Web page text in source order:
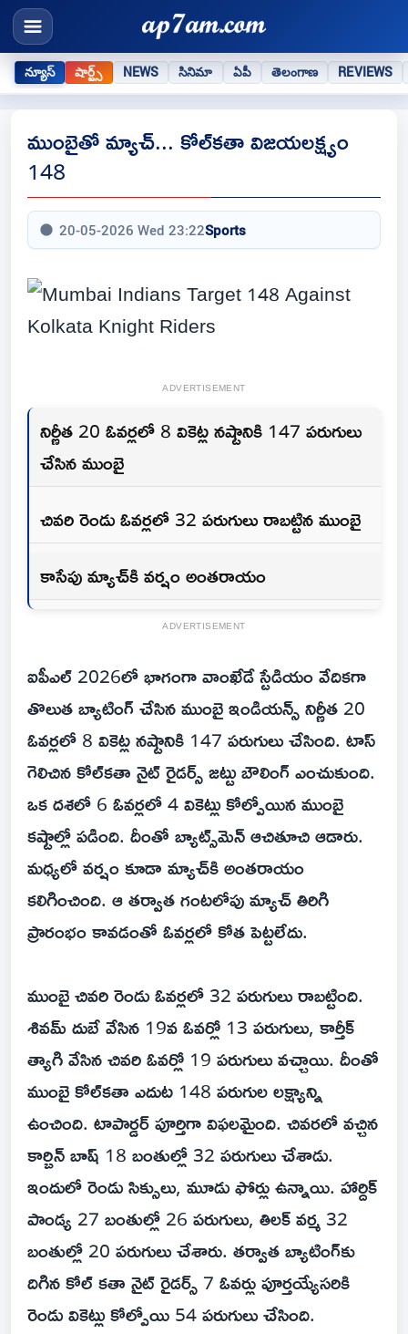
న్యూస్ షార్ట్స్ NEWS సినిమా ఏపీ తెలంగాణ REVIEWS
ముంబైతో మ్యాచ్... కోల్‌కతా విజయలక్ష్యం
148
20-05-2026 Wed 23:22Sports
ADVERTISEMENT
నిర్ణీత 20 ఓవర్లలో 8 వికెట్ల నష్టానికి 147 పరుగులు
చేసిన ముంబై
చివరి రెండు ఓవర్లలో 32 పరుగులు రాబట్టిన ముంబై
కాసేపు మ్యాచ్‌కి వర్షం అంతరాయం
ADVERTISEMENT
ఐపీఎల్ 2026లో భాగంగా వాంఖేడే స్టేడియం వేదికగా
తొలుత బ్యాటింగ్ చేసిన ముంబై ఇండియన్స్ నిర్ణీత 20
ఓవర్లలో 8 వికెట్ల నష్టానికి 147 పరుగులు చేసింది. టాస్
గెలిచిన కోల్‌కతా నైట్ రైడర్స్ జట్టు బౌలింగ్ ఎంచుకుంది.
ఒక దశలో 6 ఓవర్లలో 4 వికెట్లు కోల్పోయిన ముంబై
కష్టాల్లో పడింది. దీంతో బ్యాట్స్‌మెన్ ఆచితూచి ఆడారు.
మధ్యలో వర్షం కూడా మ్యాచ్‌కి అంతరాయం
కలిగించింది. ఆ తర్వాత గంటలోపు మ్యాచ్ తిరిగి
ప్రారంభం కావడంతో ఓవర్లలో కోత పెట్టలేదు.
ముంబై చివరి రెండు ఓవర్లలో 32 పరుగులు రాబట్టింది.
శివమ్ దుబే వేసిన 19వ ఓవర్లో 13 పరుగులు, కార్తీక్
త్యాగి వేసిన చివరి ఓవర్లో 19 పరుగులు వచ్చాయి. దీంతో
ముంబై కోల్‌కతా ఎదుట 148 పరుగుల లక్ష్యాన్ని
ఉంచింది. టాపార్డర్ పూర్తిగా విఫలమైంది. చివరలో వచ్చిన
కార్బిన్ బాష్ 18 బంతుల్లో 32 పరుగులు చేశాడు.
ఇందులో రెండు సిక్సులు, మూడు ఫోర్లు ఉన్నాయి. హార్దిక్
పాండ్య 27 బంతుల్లో 26 పరుగులు, తిలక్ వర్మ 32
బంతుల్లో 20 పరుగులు చేశారు. తర్వాత బ్యాటింగ్‌కు
దిగిన కోల్ కతా నైట్ రైడర్స్ 7 ఓవర్లు పూర్తయ్యేసరికి
రెండు వికెట్లు కోల్పోయి 54 పరుగులు చేసింది.